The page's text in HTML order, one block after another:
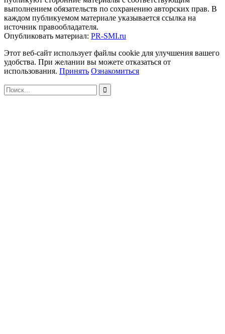
выполнением обязательств по сохранению авторских прав. В
каждом публикуемом материале указывается ссылка на
источник правообладателя.
Опубликовать материал: PR-SMI.ru
Этот веб-сайт использует файлы cookie для улучшения вашего
удобства. При желании вы можете отказаться от
использования. Принять Ознакомиться